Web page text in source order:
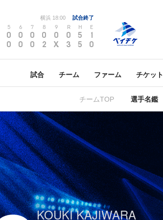
横浜 18:00 試合終了
5 6 7 8 9 R H E
0 0 0 0 0 0 5 1
0 0 0 2 X 3 5 0
試合 チーム ファーム チケット
チームTOP 選手名鑑
KOUKI KAJIWARA